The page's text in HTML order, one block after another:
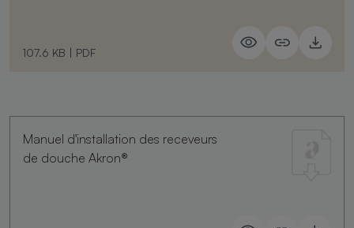
107.6 KB | PDF
Manuel d'installation des receveurs
de douche Akron®